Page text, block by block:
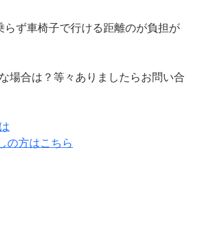
ず車椅子で行ける距離のが負担が
場合は？等々ありましたらお問い合
の方はこちら